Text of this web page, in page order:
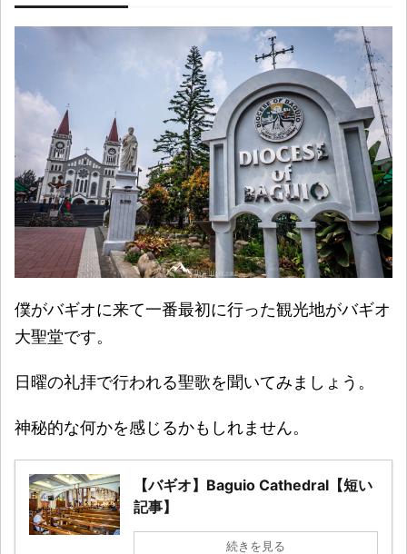
僕がバギオに来て一番最初に行った観光地がバギオ
大聖堂です。
日曜の礼拝で行われる聖歌を聞いてみましょう。
神秘的な何かを感じるかもしれません。
【バギオ】Baguio Cathedral【短い
記事】
続きを見る